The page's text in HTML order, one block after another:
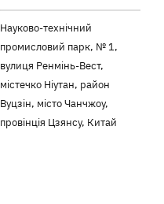
Науково-технічний
промисловий парк, № 1,
вулиця Ренмінь-Вест,
містечко Ніутан, район
Вуцзін, місто Чанчжоу,
провінція Цзянсу, Китай